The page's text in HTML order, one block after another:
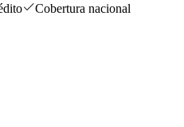
Cobertura nacional